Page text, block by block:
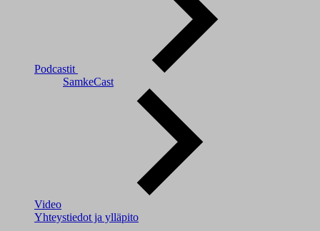
Podcastit
SamkeCast
Video
Yhteystiedot ja ylläpito